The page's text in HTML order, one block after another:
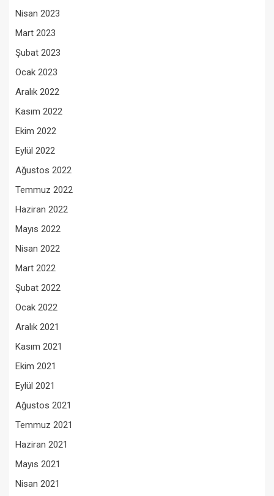
Nisan 2023
Mart 2023
Şubat 2023
Ocak 2023
Aralık 2022
Kasım 2022
Ekim 2022
Eylül 2022
Ağustos 2022
Temmuz 2022
Haziran 2022
Mayıs 2022
Nisan 2022
Mart 2022
Şubat 2022
Ocak 2022
Aralık 2021
Kasım 2021
Ekim 2021
Eylül 2021
Ağustos 2021
Temmuz 2021
Haziran 2021
Mayıs 2021
Nisan 2021